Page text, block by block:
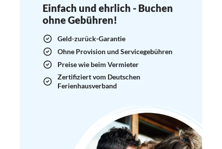
Einfach und ehrlich - Buchen
ohne Gebühren!
Geld-zurück-Garantie
Ohne Provision und Servicegebühren
Preise wie beim Vermieter
Zertifiziert vom Deutschen
Ferienhausverband